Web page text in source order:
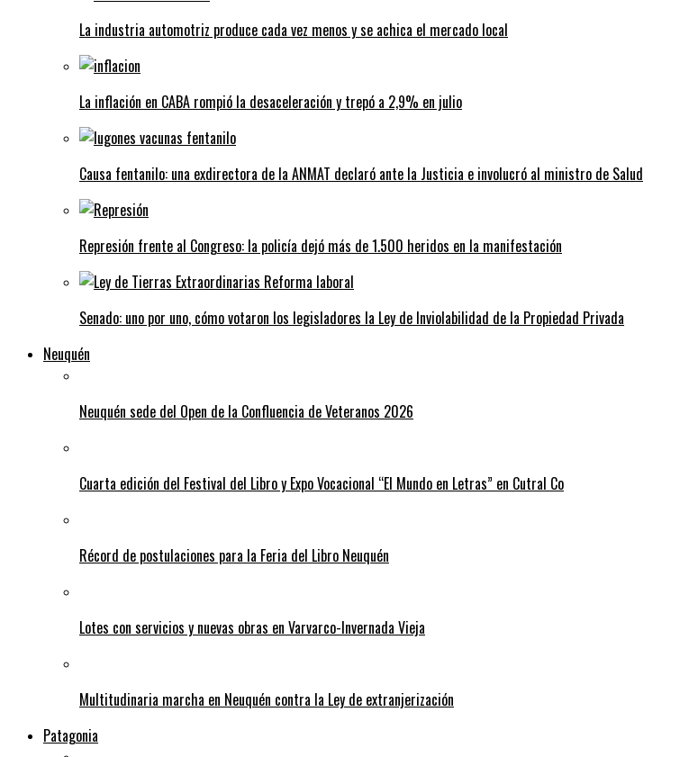
La industria automotriz produce cada vez menos y se achica el mercado local
La inflación en CABA rompió la desaceleración y trepó a 2,9% en julio
Causa fentanilo: una exdirectora de la ANMAT declaró ante la Justicia e involucró al ministro de Salud
Represión frente al Congreso: la policía dejó más de 1.500 heridos en la manifestación
Senado: uno por uno, cómo votaron los legisladores la Ley de Inviolabilidad de la Propiedad Privada
Neuquén
Neuquén sede del Open de la Confluencia de Veteranos 2026
Cuarta edición del Festival del Libro y Expo Vocacional “El Mundo en Letras” en Cutral Co
Récord de postulaciones para la Feria del Libro Neuquén
Lotes con servicios y nuevas obras en Varvarco-Invernada Vieja
Multitudinaria marcha en Neuquén contra la Ley de extranjerización
Patagonia